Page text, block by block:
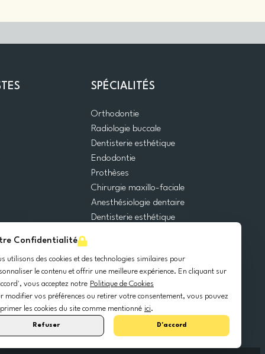
Confidentialité
utilisons des cookies et des technologies similaires pour
le contenu et offrir une meilleure expérience. En cliquant sur
vous acceptez notre Politique de Cookies
modifier vos préférences ou retirer votre consentement, vous pouvez
les cookies du site comme mentionné ici.
Refuser D'accord
SPÉCIALITÉS
Orthodontie
Radiologie buccale
Dentisterie esthétique
Endodontie
Prothèses
Chirurgie maxillo-faciale
Anesthésiologie dentaire
Dentisterie esthétique
Odontopédiatrie
Chirurgie orale
Implantologie dentaire
Parodontie